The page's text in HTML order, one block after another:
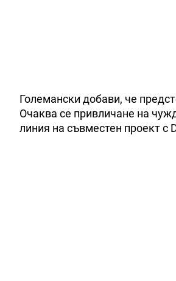
Големански добави, че
Очаква се привличане на
линия на съвместен проект с